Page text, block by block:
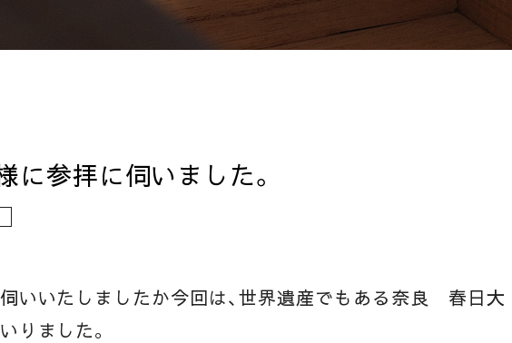
参拝に伺いました。
いいたしましたか今回は、世界遺産でもある奈良 春日大
りました。